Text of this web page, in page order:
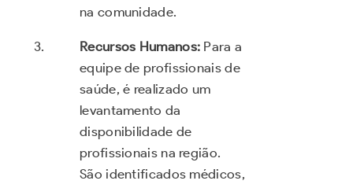
na comunidade.
Recursos Humanos: Para a
equipe de profissionais de
saúde, é realizado um
levantamento da
disponibilidade de
profissionais na região.
São identificados médicos,